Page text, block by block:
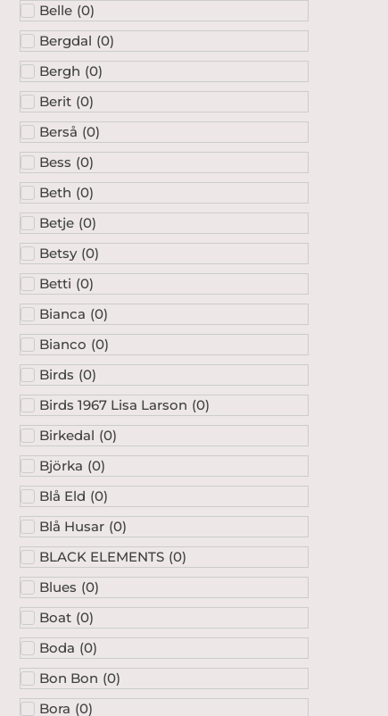
Belle (0)
Bergdal (0)
Bergh (0)
Berit (0)
Berså (0)
Bess (0)
Beth (0)
Betje (0)
Betsy (0)
Betti (0)
Bianca (0)
Bianco (0)
Birds (0)
Birds 1967 Lisa Larson (0)
Birkedal (0)
Björka (0)
Blå Eld (0)
Blå Husar (0)
BLACK ELEMENTS (0)
Blues (0)
Boat (0)
Boda (0)
Bon Bon (0)
Bora (0)